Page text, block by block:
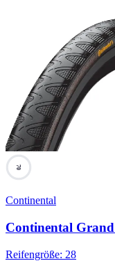
70
Continental
Continental
Reifengröße: 28